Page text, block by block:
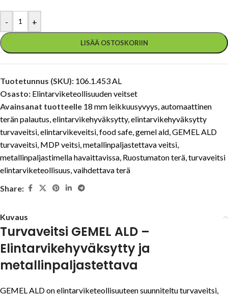
- +
LISÄÄ OSTOSKORIIN
Tuotetunnus (SKU): 106.1.453 AL
Osasto: Elintarviketeollisuuden veitset
Avainsanat tuotteelle 18 mm leikkuusyvyys,automaattinen
terän palautus,elintarvikehyväksytty,elintarvikehyväksytty
turvaveitsi,elintarvikeveitsi,food safe,gemel ald,GEMEL ALD
turvaveitsi, MDP veitsi,metallinpaljastettava veitsi,
metallinpaljastimella havaittavissa, Ruostumaton terä,turvaveitsi
elintarviketeollisuus,vaihdettava terä
Share:
Kuvaus
Turvaveitsi GEMEL ALD –
Elintarvikehyväksytty ja
metallinpaljastettava
GEMEL ALD on elintarviketeollisuuteen suunniteltu turvaveitsi,